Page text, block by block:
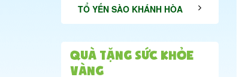
TỔ YẾN SÀO KHÁNH HÒA
QUÀ TẶNG SỨC KHỎE
VÀNG